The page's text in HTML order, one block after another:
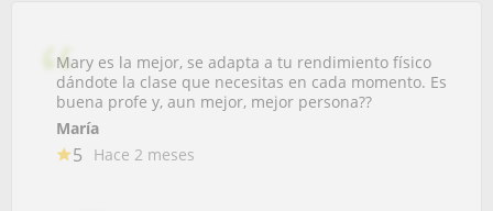
Mary es la mejor, se adapta a tu rendimiento físico
dándote la clase que necesitas en cada momento. Es
buena profe y, aun mejor, mejor persona??
María
5 Hace 2 meses